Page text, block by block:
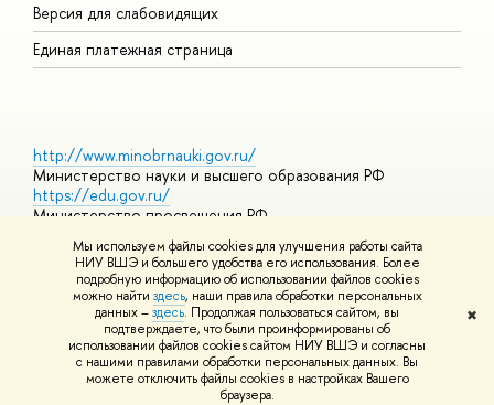
Мы используем файлы cookies для улучшения работы сайта
НИУ ВШЭ и большего удобства его использования. Более
подробную информацию об использовании файлов cookies
можно найти здесь, наши правила обработки персональных
данных –здесь. Продолжая пользоваться сайтом, вы
подтверждаете, что были проинформированы об
использовании файлов cookies сайтом НИУ ВШЭ и согласны
с нашими правилами обработки персональных данных. Вы
можете отключить файлы cookies в настройках Вашего
браузера.
✖
Версия для слабовидящих
Единая платежная страница
http://www.minobrnauki.gov.ru/
Министерство науки и высшего образования РФ
https://edu.gov.ru/
Министерство просвещения РФ
https://elearning.hse.ru/mooc
Массовые открытые онлайн-курсы
© НИУ ВШЭ 1993–2026 Адреса и контактыУсловия
использования материалов Политика конфиденциальности
Шрифты HSE Sans и HSE Slab разработаны вШколе дизайна НИУ